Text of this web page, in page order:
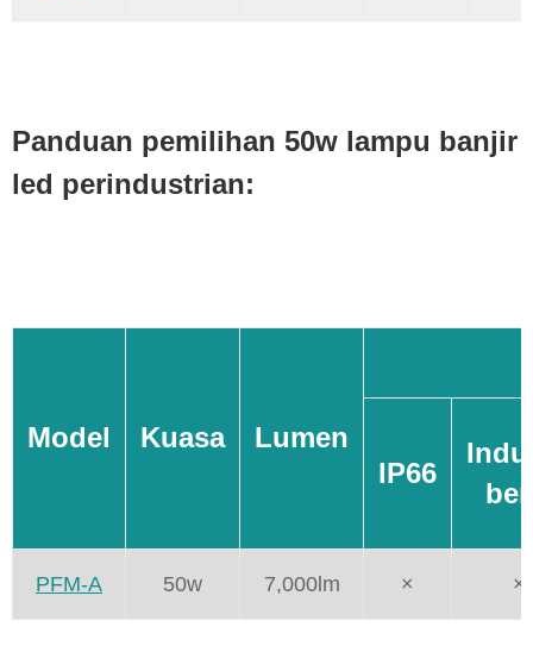
Panduan pemilihan 50w lampu banjir
led perindustrian:
Model Kuasa
Lumen
IP66
PFM-A 50w 7,000lm × ×